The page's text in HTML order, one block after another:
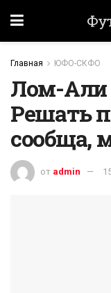
Главная ЮФО-СКФО
Лом-Али
Решать
сообща,
от admin